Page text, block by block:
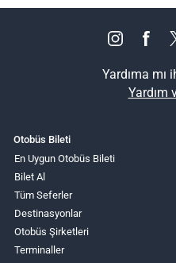
Yardıma mı
Yardım
Otobüs Bileti
En Uygun Otobüs Bileti
Bilet Al
Tüm Seferler
Destinasyonlar
Otobüs Şirketleri
Terminaller